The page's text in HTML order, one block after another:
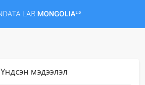
Үндсэн мэдээлэл